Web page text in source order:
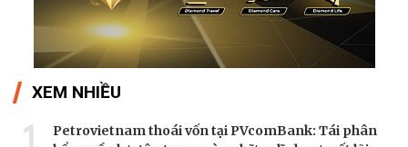
XEM NHIỀU
1
Petrovietnam thoái vốn tại PVcomBank: Tái phân